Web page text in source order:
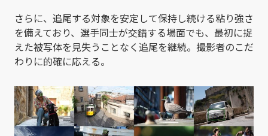
さらに、追尾する対象を安定して保持し続ける粘り強さ
を備えており、選手同士が交錯する場面でも、最初に捉
えた被写体を見失うことなく追尾を継続。撮影者のこだ
わりに的確に応える。